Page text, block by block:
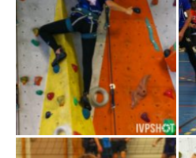
escalade